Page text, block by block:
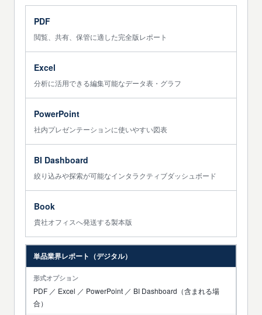
PDF
閲覧、共有、保管に適した完全版レポート
Excel
分析に活用できる編集可能なデータ表・グラフ
PowerPoint
社内プレゼンテーションに使いやすい図表
BI Dashboard
絞り込みや探索が可能なインタラクティブダッシュボード
Book
貴社オフィスへ発送する製本版
単品業界レポート（デジタル）
PDF ／ Excel ／ PowerPoint ／ BI Dashboard（含まれる場
合）